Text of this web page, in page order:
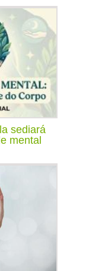
sediará
mental